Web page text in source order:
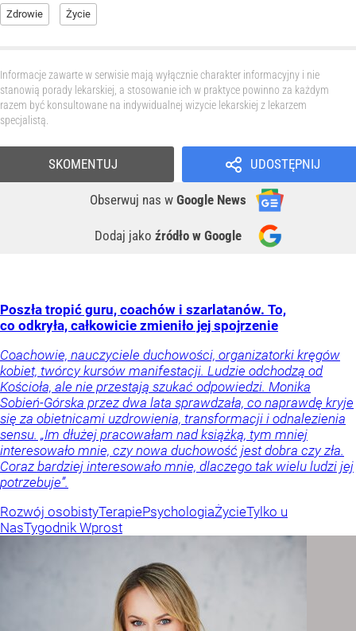
Zdrowie Życie
Informacje zawarte w serwisie mają wyłącznie charakter informacyjny i nie
stanowią porady lekarskiej, a stosowanie ich w praktyce powinno za każdym
razem być konsultowane na indywidualnej wizycie lekarskiej z lekarzem
specjalistą.
UDOSTĘPNIJ
Obserwuj nas w Google News
Dodaj jako źródło w Google
SKOMENTUJ
Poszła tropić guru, coachów i szarlatanów. To,
co odkryła, całkowicie zmieniło jej spojrzenie
Coachowie, nauczyciele duchowości, organizatorki kręgów
kobiet, twórcy kursów manifestacji. Ludzie odchodzą od
Kościoła, ale nie przestają szukać odpowiedzi. Monika
Sobień-Górska przez dwa lata sprawdzała, co naprawdę kryje
się za obietnicami uzdrowienia, transformacji i odnalezienia
sensu. „Im dłużej pracowałam nad książką, tym mniej
interesowało mnie, czy nowa duchowość jest dobra czy zła.
Coraz bardziej interesowało mnie, dlaczego tak wielu ludzi jej
potrzebuje”.
Rozwój osobistyTerapiePsychologiaŻycieTylko u
NasTygodnik Wprost